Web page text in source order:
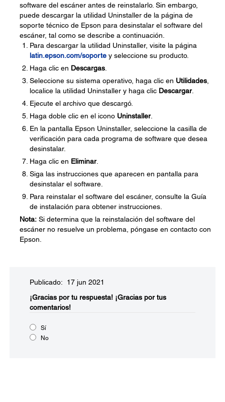
software del escáner antes de reinstalarlo. Sin embargo,
puede descargar la utilidad Uninstaller de la página de
soporte técnico de Epson para desinstalar el software del
escáner, tal como se describe a continuación.
Para descargar la utilidad Uninstaller, visite la página
latin.epson.com/soporte y seleccione su producto.
Haga clic en Descargas
Seleccione su sistema operativo, haga clic en Utilidades
localice la utilidad Uninstaller y haga clic Descargar.
Ejecute el archivo que descargó.
Haga doble clic en el icono Uninstaller.
En la pantalla Epson Uninstaller, seleccione la casilla de
verificación para cada programa de software que desea
desinstalar.
Haga clic en Eliminar.
Siga las instrucciones que aparecen en pantalla para
desinstalar el software.
Para reinstalar el software del escáner, consulte la Guía
de instalación para obtener instrucciones.
Nota: Si determina que la reinstalación del software del
escáner no resuelve un problema, póngase en contacto con
Epson.
Publicado: 17 jun 2021
¡Gracias por tu respuesta! ¡Gracias por tus
comentarios!
Sí
No